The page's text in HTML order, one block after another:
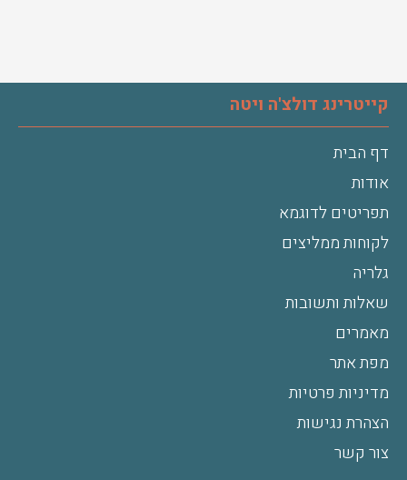
קייטרינג דולצ'ה ויטה
דף הבית
אודות
תפריטים לדוגמא
לקוחות ממליצים
גלריה
שאלות ותשובות
מאמרים
מפת אתר
מדיניות פרטיות
הצהרת נגישות
צור קשר